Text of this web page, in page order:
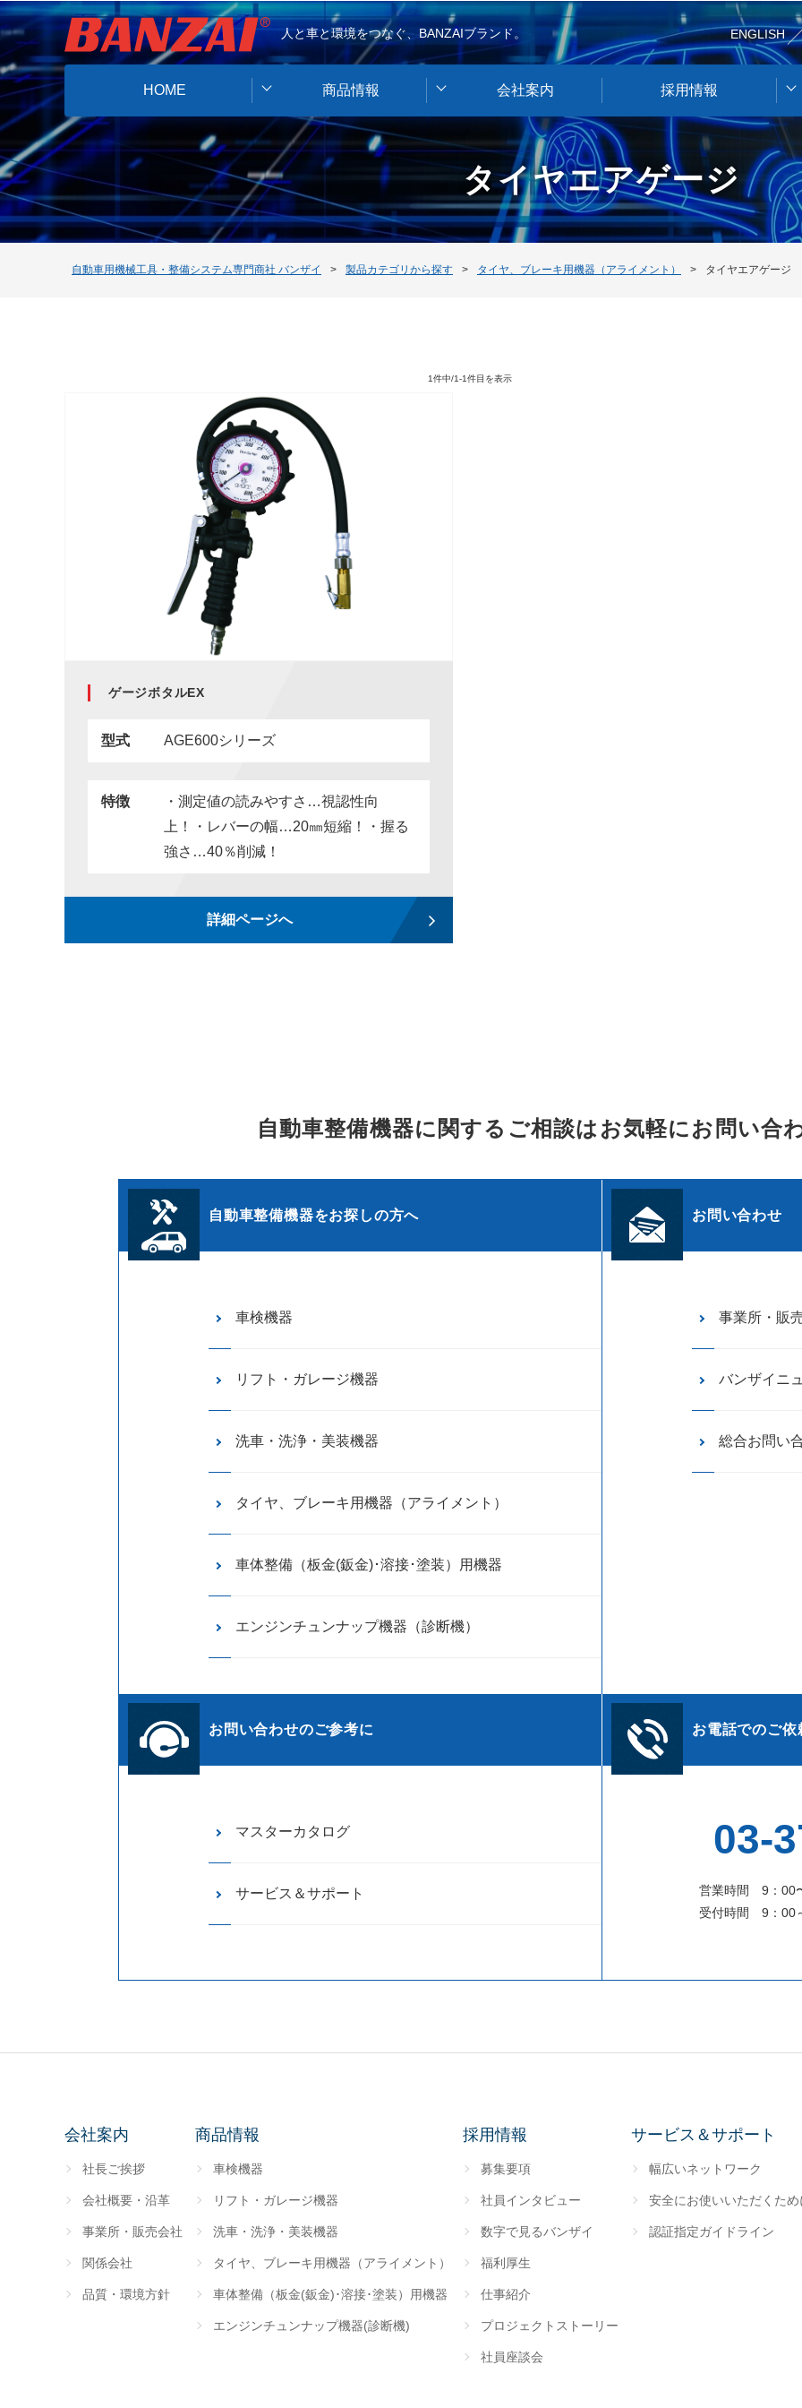
人と車と環境をつなぐ、BANZAIブランド。 ENGLISH
HOME 商品情報 会社案内 採用情報
タイヤエアゲージ
自動車用機械工具・整備システム専門商社 バンザイ 製品カテゴリから探す タイヤ、ブレーキ用機器（アライメント） タイヤエアゲージ
1件中/1-1件目を表示
ゲージボタルEX
型式 AGE600シリーズ
特徴
・測定値の読みやすさ…視認性向
上！・レバーの幅…20㎜短縮！・握る
強さ…40％削減！
詳細ページへ
自動車整備機器に関するご相談はお気軽にお問い合
自動車整備機器をお探しの方へ
車検機器
リフト・ガレージ機器
洗車・洗浄・美装機器
タイヤ、ブレーキ用機器（アライメント）
車体整備（板金(鈑金)･溶接･塗装）用機器
エンジンチュンナップ機器（診断機）
お問い合わせ
事業所・販
バンザイニ
総合お問い
お問い合わせのご参考に
マスターカタログ
サービス＆サポート
お電話でのご依
03-
営業時間 9：00
受付時間 9：00
会社案内
社長ご挨拶
会社概要・沿革
事業所・販売会社
関係会社
品質・環境方針
商品情報
車検機器
リフト・ガレージ機器
洗車・洗浄・美装機器
タイヤ、ブレーキ用機器（アライメント）
車体整備（板金(鈑金)･溶接･塗装）用機器
エンジンチュンナップ機器(診断機)
採用情報
募集要項
社員インタビュー
数字で見るバンザイ
福利厚生
仕事紹介
プロジェクトストーリー
社員座談会
サービス＆サポート
幅広いネットワーク
安全にお使いいただくため
認証指定ガイドライン